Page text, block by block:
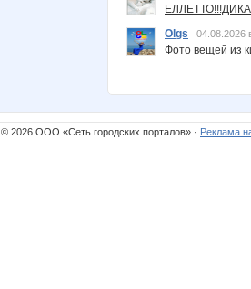
Olgs
04.08.2026
Фото вещей из
© 2026 ООО «Сеть городских порталов» · Реклама